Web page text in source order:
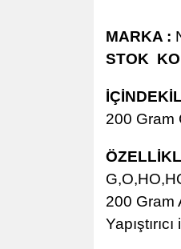
MARKA :
STOK
200 Gram
200 Gram